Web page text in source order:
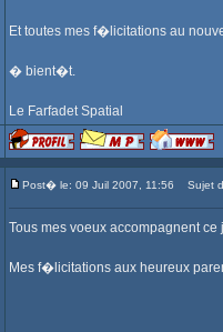
Et toutes mes f�licitations au
� bient�t.
Le Farfadet Spatial
Post� le: 09 Juil 2007, 11:56 Sujet
Tous mes voeux accompagnent ce
Mes f�licitations aux heureux